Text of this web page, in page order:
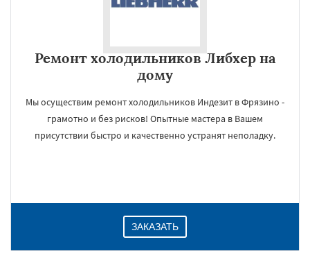
Ремонт холодильников Либхер на
дому
Мы осуществим ремонт холодильников Индезит в Фрязино -
грамотно и без рисков! Опытные мастера в Вашем
присутствии быстро и качественно устранят неполадку.
ЗАКАЗАТЬ